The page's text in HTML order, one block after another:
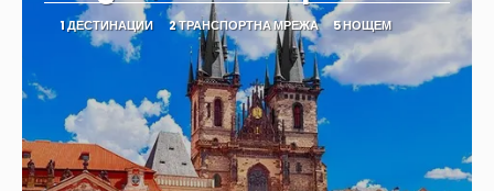
1 ДЕСТИНАЦИИ 2 ТРАНСПОРТНА МРЕЖА 5 НОЩЕМ